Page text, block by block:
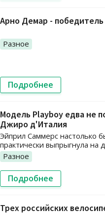
Арно Демар -
Разное
Подробнее
Модель Playboy едва не
Джиро д'Италия
Эйприл Саммерс настолько
практически выпрыгнула на
Разное
Подробнее
Трех российских